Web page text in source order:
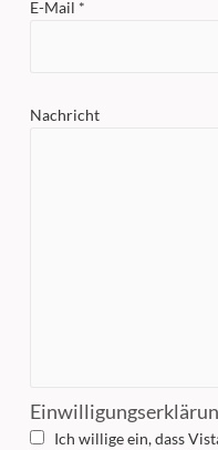
E-Mail *
Nachricht
Ich willige ein, dass